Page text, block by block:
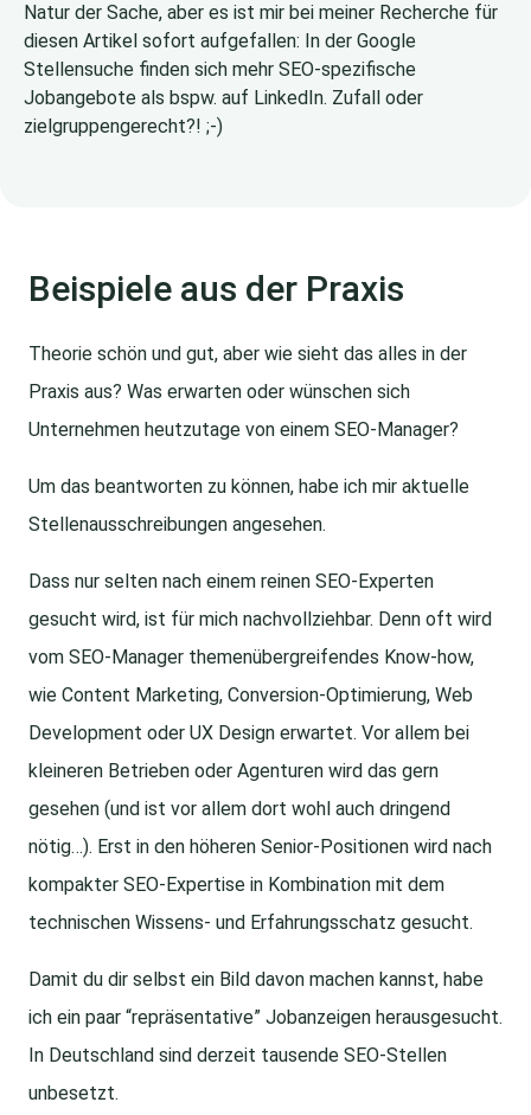
Natur der Sache, aber es ist mir bei meiner Recherche für
diesen Artikel sofort aufgefallen: In der Google
Stellensuche finden sich mehr SEO-spezifische
Jobangebote als bspw. auf LinkedIn. Zufall oder
zielgruppengerecht?! ;-)
Beispiele aus der Praxis
Theorie schön und gut, aber wie sieht das alles in der
Praxis aus? Was erwarten oder wünschen sich
Unternehmen heutzutage von einem SEO-Manager?
Um das beantworten zu können, habe ich mir aktuelle
Stellenausschreibungen angesehen.
Dass nur selten nach einem reinen SEO-Experten
gesucht wird, ist für mich nachvollziehbar. Denn oft wird
vom SEO-Manager themenübergreifendes Know-how,
wie Content Marketing, Conversion-Optimierung, Web
Development oder UX Design erwartet. Vor allem bei
kleineren Betrieben oder Agenturen wird das gern
gesehen (und ist vor allem dort wohl auch dringend
nötig…). Erst in den höheren Senior-Positionen wird nach
kompakter SEO-Expertise in Kombination mit dem
technischen Wissens- und Erfahrungsschatz gesucht.
Damit du dir selbst ein Bild davon machen kannst, habe
ich ein paar “repräsentative” Jobanzeigen herausgesucht.
In Deutschland sind derzeit tausende SEO-Stellen
unbesetzt.